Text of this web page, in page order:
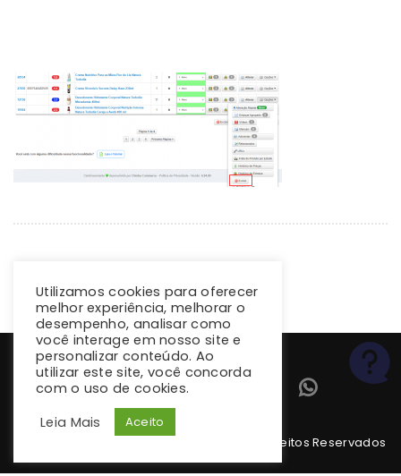
Copyright 2026 climba.com.br. Todos os Direitos Reservados
Utilizamos cookies para oferecer
melhor experiência, melhorar o
desempenho, analisar como
você interage em nosso site e
personalizar conteúdo. Ao
utilizar este site, você concorda
com o uso de cookies.
Leia Mais
Aceito